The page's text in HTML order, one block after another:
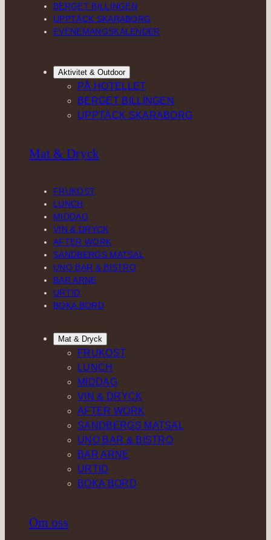
BERGET BILLINGEN
UPPTÄCK SKARABORG
EVENEMANGSKALENDER
Aktivitet & Outdoor
PÅ HOTELLET
BERGET BILLINGEN
UPPTÄCK SKARABORG
Mat & Dryck
FRUKOST
LUNCH
MIDDAG
VIN & DRYCK
AFTER WORK
SANDBERGS MATSAL
UNO BAR & BISTRO
BAR ARNE
URTID
BOKA BORD
Mat & Dryck
FRUKOST
LUNCH
MIDDAG
VIN & DRYCK
AFTER WORK
SANDBERGS MATSAL
UNO BAR & BISTRO
BAR ARNE
URTID
BOKA BORD
Om oss